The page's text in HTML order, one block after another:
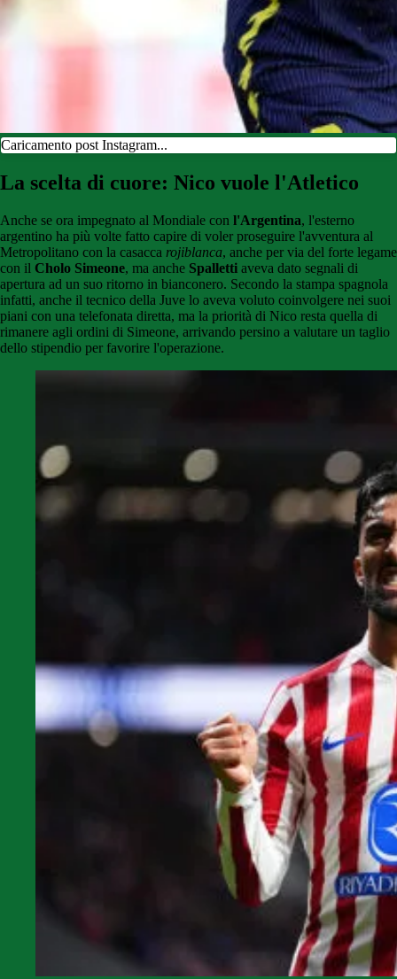
Caricamento post Instagram...
La scelta di cuore: Nico vuole l'Atletico
Anche se ora impegnato al Mondiale con l'Argentina, l'esterno
argentino ha più volte fatto capire di voler proseguire l'avventura al
Metropolitano con la casacca rojiblanca, anche per via del forte legame
con il Cholo Simeone, ma anche Spalletti aveva dato segnali di
apertura ad un suo ritorno in bianconero. Secondo la stampa spagnola
infatti, anche il tecnico della Juve lo aveva voluto coinvolgere nei suoi
piani con una telefonata diretta, ma la priorità di Nico resta quella di
rimanere agli ordini di Simeone, arrivando persino a valutare un taglio
dello stipendio per favorire l'operazione.